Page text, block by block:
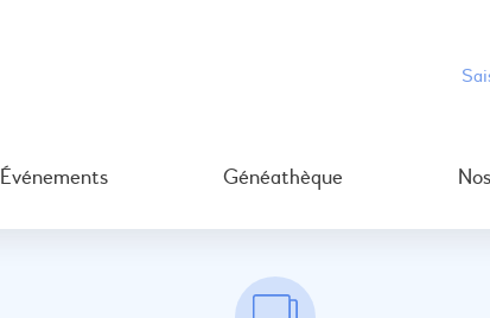
Événements Généathèque